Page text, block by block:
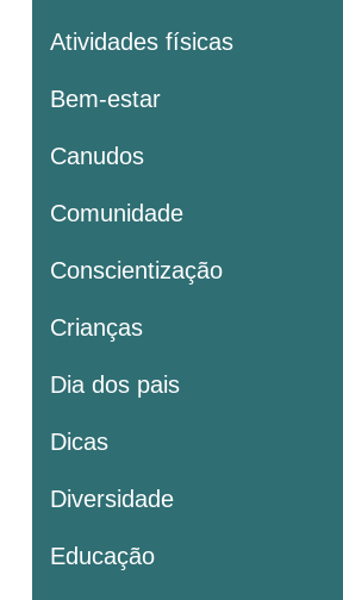
Atividades físicas
Bem-estar
Canudos
Comunidade
Conscientização
Crianças
Dia dos pais
Dicas
Diversidade
Educação